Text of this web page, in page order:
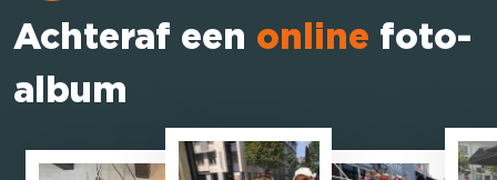
Achteraf een online foto-
album